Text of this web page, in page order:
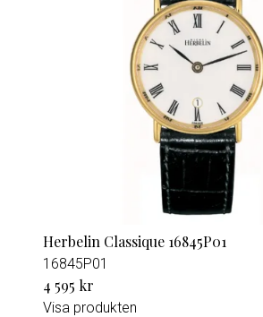
Herbelin Classique 16845P01
16845P01
4 595 kr
Visa produkten